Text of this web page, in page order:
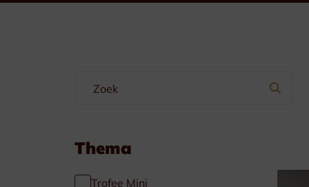
Borstzakhangers
Thema
Trofee Mini